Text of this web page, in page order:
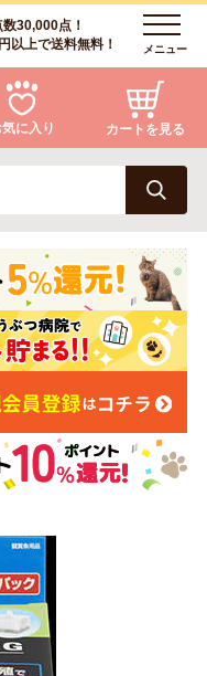
30,000点！
以上で送料無料！
メニュー
猫
アクア・爬虫類・昆虫
キャットフード
服・おさんぽ用品
リビング雑貨
シニアサポート
気に入り カートを見る